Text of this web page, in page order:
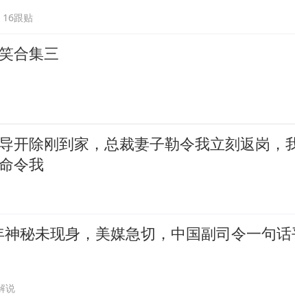
16跟贴
合集三
开除刚到家，总裁妻子勒令我立刻返岗，
令我
神秘未现身，美媒急切，中国副司令一句话
说